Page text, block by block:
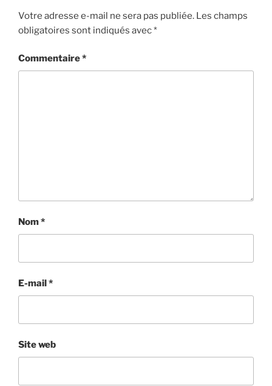
Votre adresse e-mail ne sera pas publiée. Les champs
obligatoires sont indiqués avec*
Commentaire*
Nom*
E-mail *
Site web